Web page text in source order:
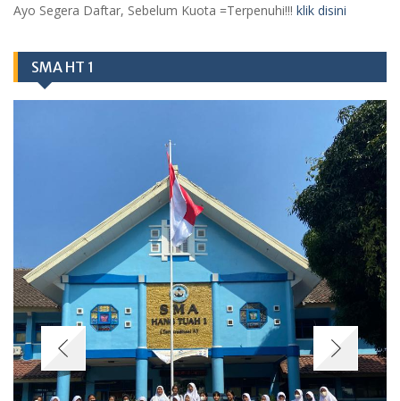
Ayo Segera Daftar, Sebelum Kuota =Terpenuhi!!! klik disini
SMA HT 1
Berita